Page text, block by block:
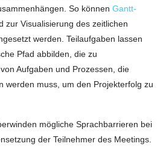
So können Gantt-
zur Visualisierung des zeitlichen
werden. Teilaufgaben lassen
Pfad abbilden, die zu
Aufgaben und Prozessen, die
werden muss, um den Projekterfolg zu
mögliche Sprachbarrieren bei
der Teilnehmer des Meetings.